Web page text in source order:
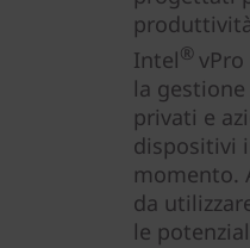
Intel®
la
privati e
dispositivi
momento.
da
le